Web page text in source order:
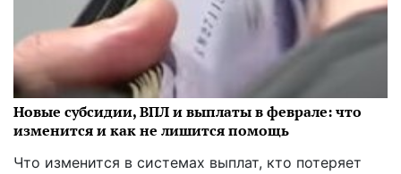
Новые субсидии, ВПЛ и выплаты в феврале: что
изменится и как не лишится помощь
Что изменится в системах выплат, кто потеряет